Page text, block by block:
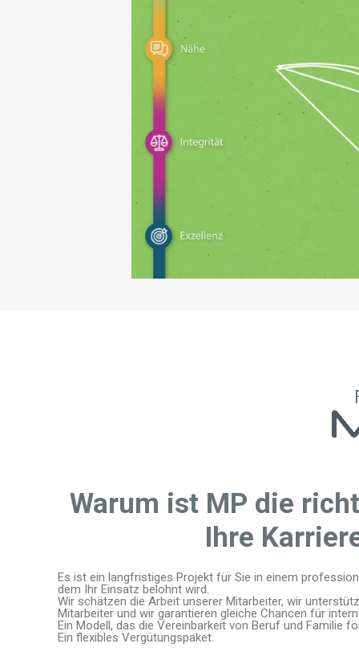
Warum ist MP die
Ihre
Es ist ein langfristiges Projekt für Sie in einem
dem Ihr Einsatz belohnt wird.
Wir schätzen die Arbeit unserer Mitarbeiter, wir
Mitarbeiter und wir garantieren gleiche Chancen für
Ein Modell, das die Vereinbarkeit von Beruf und Familie
Ein flexibles Vergütungspaket.